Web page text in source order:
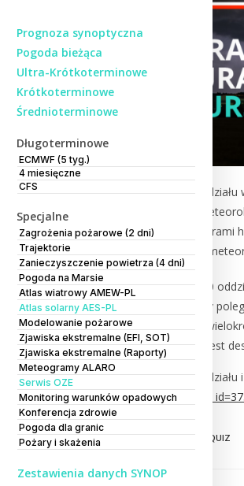
Prognoza synoptyczna
Pogoda bieżąca
Ultra-Krótkoterminowe
Krótkoterminowe
Średnioterminowe
Długoterminowe
ECMWF (5 tyg.)
4 miesięczne
CFS
Specjalne
Zagrożenia pożarowe (2 dni)
Trajektorie
Zanieczyszczenie powietrza (4 dni)
Pogoda na Marsie
Atlas wiatrowy AMEW-PL
Atlas solarny AES-PL
Modelowanie pożarowe
Zjawiska ekstremalne (EFI, SOT)
Zjawiska ekstremalne (Raporty)
Meteogramy ALARO
Serwis OZE
Monitoring warunków opadowych
Konferencja zdrowie
Pogoda dla granic
Pożary i skażenia
Zestawienia danych SYNOP
Zapraszamy do wzięcia
Centrum Modelowania
obserwacjami oraz pomiarami
i synoptycznych prognoz
Konkurs składa się z 10
Każdy quiz konkursowy
zamkniętych (jedno- i
Nagrodą w konkursie jest
Zapraszamy do wzięcia
https://cmm.imgw.pl/
TAGS:CMM, IMGW, KONKURS QUIZ